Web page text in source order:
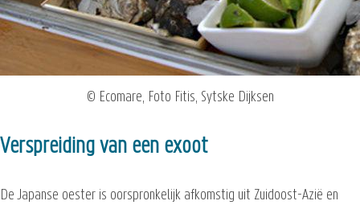
© Ecomare, Foto Fitis, Sytske Dijksen
Verspreiding van een exoot
De Japanse oester is oorspronkelijk afkomstig uit Zuidoost-Azië en